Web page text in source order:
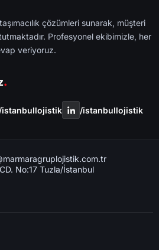
çözümleri sunarak, müşteri
Profesyonel ekibimizle, her
veriyoruz.
.
/i̇stanbullojistik /i̇stanbullojistik
No:17 Tuzla/İstanbul